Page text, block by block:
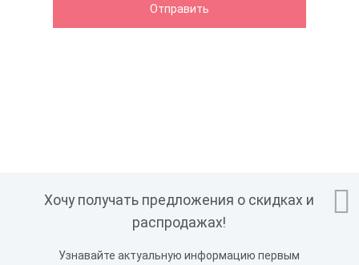

Хочу получать предложения о скидках и
распродажах!
Узнавайте актуальную информацию первым